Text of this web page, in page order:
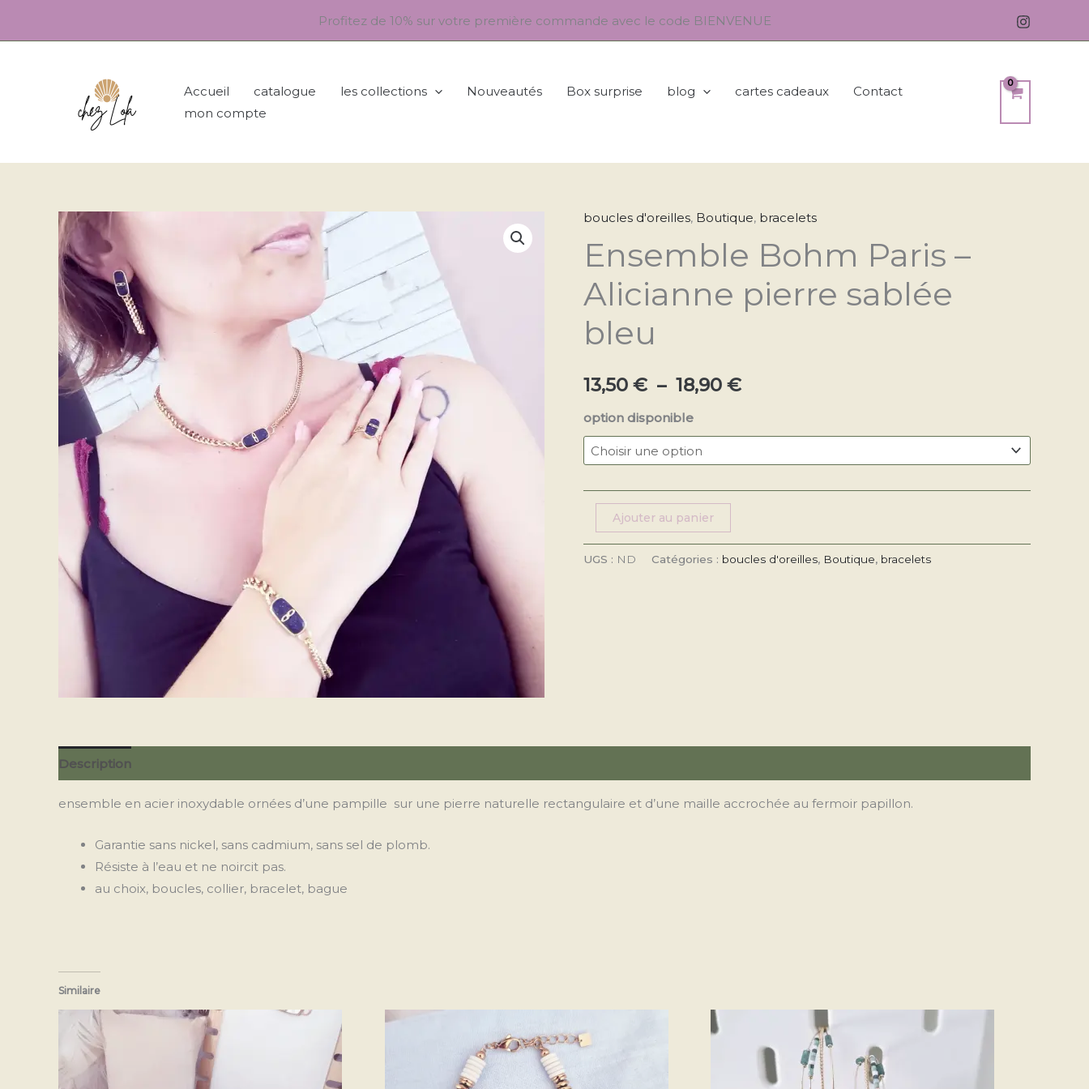
Profitez de 10% sur votre première commande avec le code BIENVENUE
Accueil catalogue les collections Nouveautés Box surprise blog cartes cadeaux
Contact
mon compte
boucles d'oreilles, Boutique, bracelets
Ensemble Bohm Paris –
Alicianne pierre sablée
bleu
13,50 € – 18,90 €
Plage
de
prix :
18,90 €
option disponible
quantité
de
Ensemble
Bohm
Paris
pierre
sablée
bleu
Ajouter au panier
UGS : ND Catégories : boucles d'oreilles, Boutique, bracelets
Description
ensemble en acier inoxydable ornées d’une pampille sur une pierre naturelle rectangulaire et d’une maille accrochée au fermoir papillon.
Garantie sans nickel, sans cadmium, sans sel de plomb.
Résiste à l’eau et ne noircit pas.
au choix, boucles, collier, bracelet, bague
Similaire